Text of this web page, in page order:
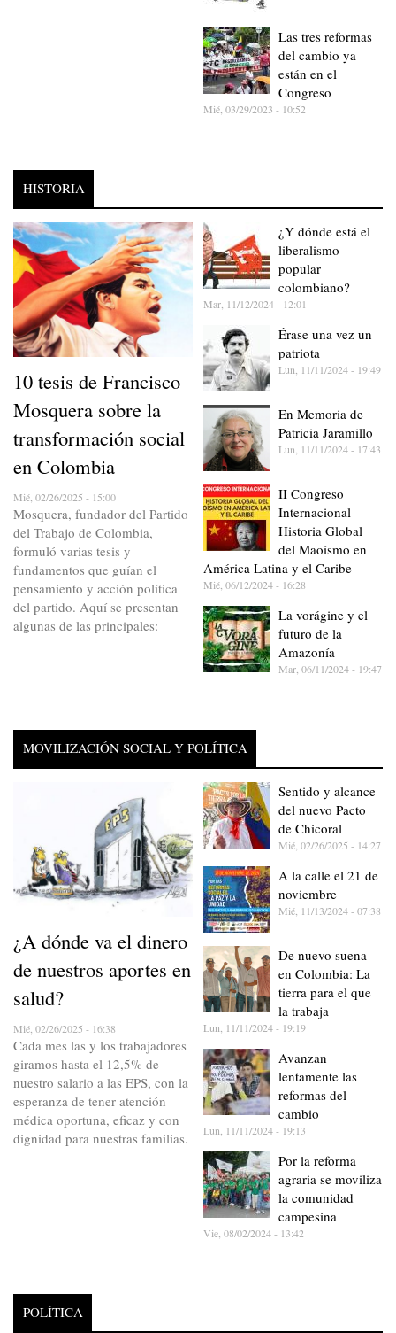
Las tres reformas
del cambio ya
están en el
Congreso
Mié, 03/29/2023 - 10:52
HISTORIA
10 tesis de Francisco
Mosquera sobre la
transformación social
en Colombia
Mié, 02/26/2025 - 15:00
Mosquera, fundador del Partido
del Trabajo de Colombia,
formuló varias tesis y
fundamentos que guían el
pensamiento y acción política
del partido. Aquí se presentan
algunas de las principales:
¿Y dónde está el
liberalismo
popular
colombiano?
Mar, 11/12/2024 - 12:01
Érase una vez un
patriota
Lun, 11/11/2024 - 19:49
En Memoria de
Patricia Jaramillo
Lun, 11/11/2024 - 17:43
II Congreso
Internacional
Historia Global
del Maoísmo en
América Latina y el Caribe
Mié, 06/12/2024 - 16:28
La vorágine y el
futuro de la
Amazonía
Mar, 06/11/2024 - 19:47
MOVILIZACIÓN SOCIAL Y POLÍTICA
¿A dónde va el dinero
de nuestros aportes en
salud?
Mié, 02/26/2025 - 16:38
Cada mes las y los trabajadores
giramos hasta el 12,5% de
nuestro salario a las EPS, con la
esperanza de tener atención
médica oportuna, eficaz y con
dignidad para nuestras familias.
Sentido y alcance
del nuevo Pacto
de Chicoral
Mié, 02/26/2025 - 14:27
A la calle el 21 de
noviembre
Mié, 11/13/2024 - 07:38
De nuevo suena
en Colombia: La
tierra para el que
la trabaja
Lun, 11/11/2024 - 19:19
Avanzan
lentamente las
reformas del
cambio
Lun, 11/11/2024 - 19:13
Por la reforma
agraria se moviliza
la comunidad
campesina
Vie, 08/02/2024 - 13:42
POLÍTICA